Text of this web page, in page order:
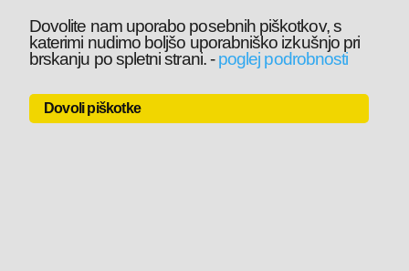
Dovolite nam uporabo posebnih piškotkov, s
katerimi nudimo boljšo uporabniško izkušnjo pri
brskanju po spletni strani.-poglej podrobnosti
Dovoli piškotke